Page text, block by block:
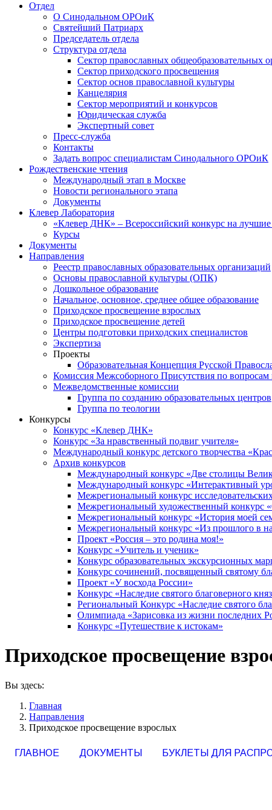
Отдел
О Синодальном ОРОиК
Святейший Патриарх
Председатель отдела
Структура отдела
Сектор православных общеобразовательных
Сектор приходского просвещения
Сектор основ православной культуры
Канцелярия
Сектор мероприятий и конкурсов
Юридическая служба
Экспертный совет
Пресс-служба
Контакты
Задать вопрос специалистам Синодального ОРОиК
Рождественские чтения
Международный этап в Москве
Новости регионального этапа
Документы
Клевер Лаборатория
«Клевер ДНК» – Всероссийский конкурс на лучшие
Курсы
Документы
Направления
Реестр православных образовательных организаций
Основы православной культуры (ОПК)
Дошкольное образование
Начальное, основное, среднее общее образование
Приходское просвещение взрослых
Приходское просвещение детей
Центры подготовки приходских специалистов
Экспертиза
Проекты
Образовательная Концепция Русской
Комиссия Межсоборного Присутствия по
Межведомственные комиссии
Группа по созданию образовательных центров
Группа по теологии
Конкурсы
Конкурс «Клевер ДНК»
Конкурс «За нравственный подвиг учителя»
Международный конкурс детского творчества
Архив конкурсов
Международный конкурс «Две столицы
Международный конкурс «Интерактивный
Межрегиональный конкурс
Межрегиональный художественный конкурс
Межрегиональный конкурс «История моей
Межрегиональный конкурс «Из прошлого в
Проект «Россия – это родина моя!»
Конкурс «Учитель и ученик»
Конкурс образовательных экскурсионных
Конкурс сочинений, посвященный святому
Проект «У восхода России»
Конкурс «Наследие святого благоверного
Региональный Конкурс «Наследие святого
Олимпиада «Зарисовка из жизни последних
Конкурс «Путешествие к истокам»
Приходское просвещение
Вы здесь:
Главная
Направления
Приходское просвещение взрослых
ГЛАВНОЕ ДОКУМЕНТЫ БУКЛЕТЫ ДЛЯ